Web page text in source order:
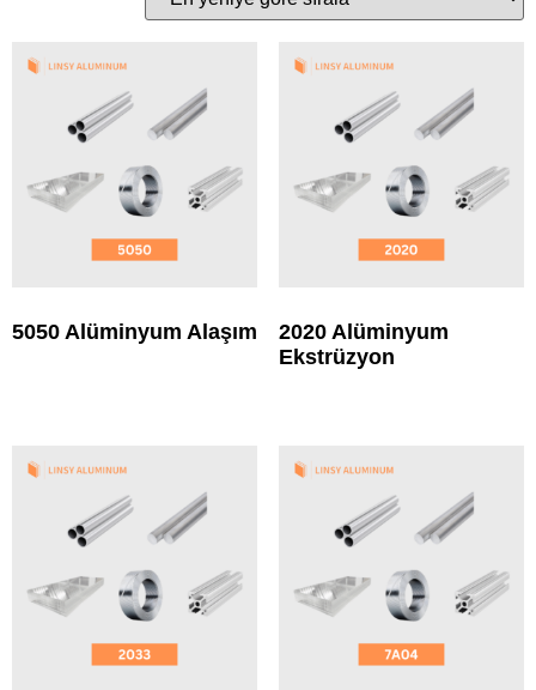
5050 Alüminyum Alaşım
2020 Alüminyum
Ekstrüzyon